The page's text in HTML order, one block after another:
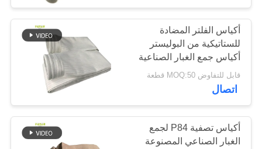
مراقبة
الجودة
اتصل
أخبار
كيس فلتر بوليستر
113
أكياس الفلتر المضادة
للستاتيكية من البوليستر
أكياس جمع الغبار الصناعية
مناسبة لتطبيقات مصانع
الأسمنت ومناجم الفحم
والصلب
قابل للتفاوض MOQ:50 قطعة
اتصال
أكياس تصفية P84 لجمع
الغبار الصناعي المصنوعة